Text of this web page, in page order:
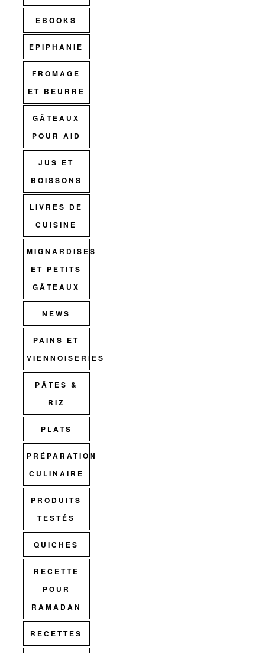
EBOOKS
EPIPHANIE
FROMAGE
ET BEURRE
GÂTEAUX
POUR AID
JUS ET
BOISSONS
LIVRES DE
CUISINE
MIGNARDISES
ET PETITS
GÂTEAUX
NEWS
PAINS ET
VIENNOISERIES
PÂTES &
RIZ
PLATS
PRÉPARATION
CULINAIRE
PRODUITS
TESTÉS
QUICHES
RECETTE
POUR
RAMADAN
RECETTES